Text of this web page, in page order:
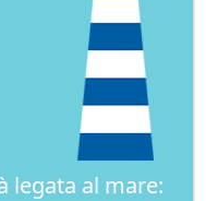
legata al mare: